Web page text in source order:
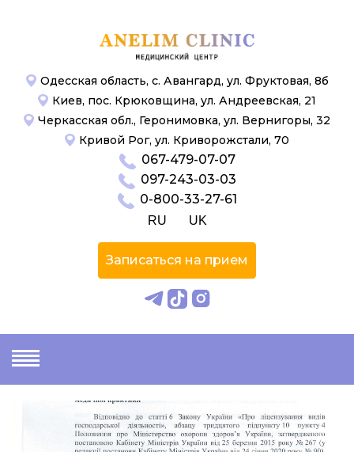
Одесская область, с. Авангард, ул. Фруктовая, 8б
Киев, пос. Крюковщина, ул. Андреевская, 21
Черкасская обл., Геронимовка, ул. Вернигоры, 32
Кривой Рог, ул. Криворожстали, 70
067-479-07-07
097-243-03-03
0-800-33-27-61
RU UK
Записаться на прием